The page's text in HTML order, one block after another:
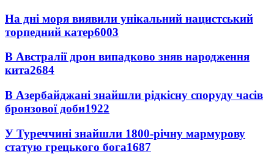
На дні моря виявили унікальний нацистський
торпедний катер6003
В Австралії дрон випадково зняв народження
кита2684
В Азербайджані знайшли рідкісну споруду часів
бронзової доби1922
У Туреччині знайшли 1800-річну мармурову
статую грецького бога1687